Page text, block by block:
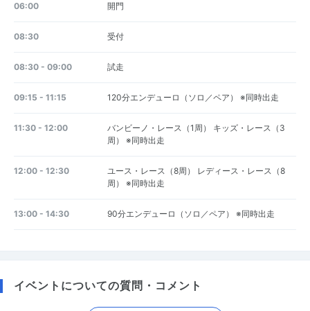
06:00 開門
08:30 受付
08:30 - 09:00 試走
09:15 - 11:15 120分エンデューロ（ソロ／ペア） ※同時出走
11:30 - 12:00
バンビーノ・レース（1周） キッズ・レース（3
周） ※同時出走
12:00 - 12:30
ユース・レース（8周） レディース・レース（8
周） ※同時出走
13:00 - 14:30 90分エンデューロ（ソロ／ペア） ※同時出走
イベントについての質問・コメント